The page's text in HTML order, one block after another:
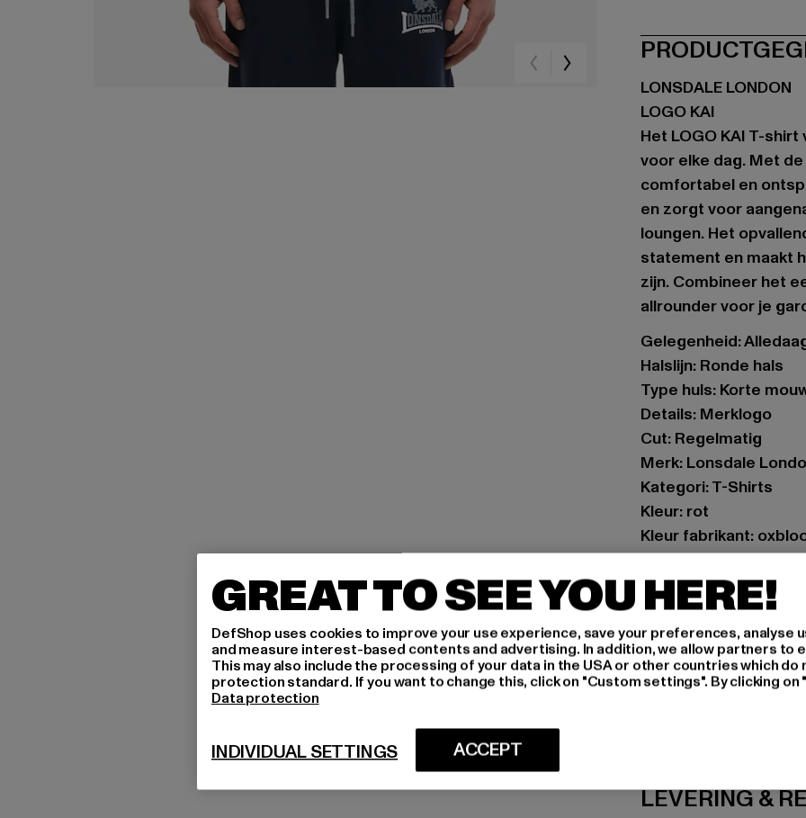
LONSDALE LONDON
LOGO KAI
Het LOGO KAI T-
voor elke dag. Met
comfortabel en
en zorgt voor
loungen. Het
statement en maakt
zijn. Combineer het
allrounder voor je
Gelegenheid:
Halslijn: Ronde hals
Type huls: Korte
Details: Merklogo
Cut: Regelmatig
Merk: Lonsdale
Kategori: T-Shirts
Kleur: rot
Kleur fabrikant:
Materiële
Art.Nr: 111132-23032
Fabrikant: Punch
Im Taubental 15a |
LEVERING &
GREAT TO SEE YOU HERE!
DefShop uses cookies to improve your use experience, save your preferences, analyse
and measure interest-based contents and advertising. In addition, we allow partners to
This may also include the processing of your data in the USA or other countries which do
protection standard. If you want to change this, click on "Custom settings". By clicking
Data protection
ACCEPT
INDIVIDUAL SETTINGS